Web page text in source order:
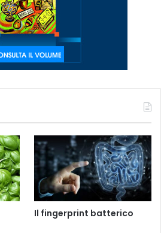
Il fingerprint batterico